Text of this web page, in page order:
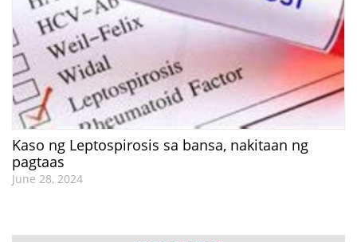
Kaso ng Leptospirosis sa bansa, nakitaan ng
pagtaas
June 28, 2024